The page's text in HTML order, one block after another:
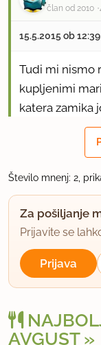
član od 2010
15.5.2015 ob 12:39
Tudi mi nismo
kupljenimi
katera zamika
se potrudim
domačih
in lahko z malo
Vratovina je
prilika za
uporabno
Število mnenj: 2,
Za pošiljanje
Prijavite se
Prijava
AVGUST